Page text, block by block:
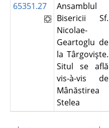
65351.27
Ansamblul
Bisericii Sf.
Nicolae-
Geartoglu de
la Târgovişte.
Situl se află
vis-à-vis de
Mânăstirea
Stelea